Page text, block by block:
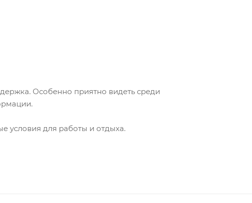
Особенно приятно видеть среди
условия для работы и отдыха.